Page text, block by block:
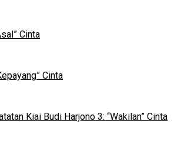
Cinta
Cinta
Kiai Budi Harjono 3: “Wakilan” Cinta